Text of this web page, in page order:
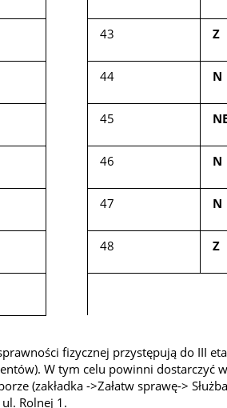
43 Z
44 N
45
46 N
47 N
48 Z
fizycznej przystępują do III
W tym celu powinni dostarczyć
(zakładka ->Załatw sprawę->
ul. Rolnej 1.